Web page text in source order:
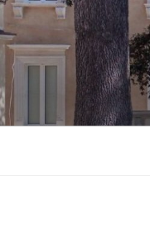
Salta
contenuto